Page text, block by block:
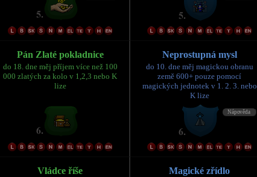
Pán Zlaté pokladnice
do 18. dne měj příjem více než 100
000 zlatých za kolo v 1,2,3 nebo K
lize
Neprostupná mysl
do 10. dne měj magickou obranu
země 600+ pouze pomocí
magických jednotek v 1. 2. 3. nebo
K lize
Vládce říše Magické zřídlo